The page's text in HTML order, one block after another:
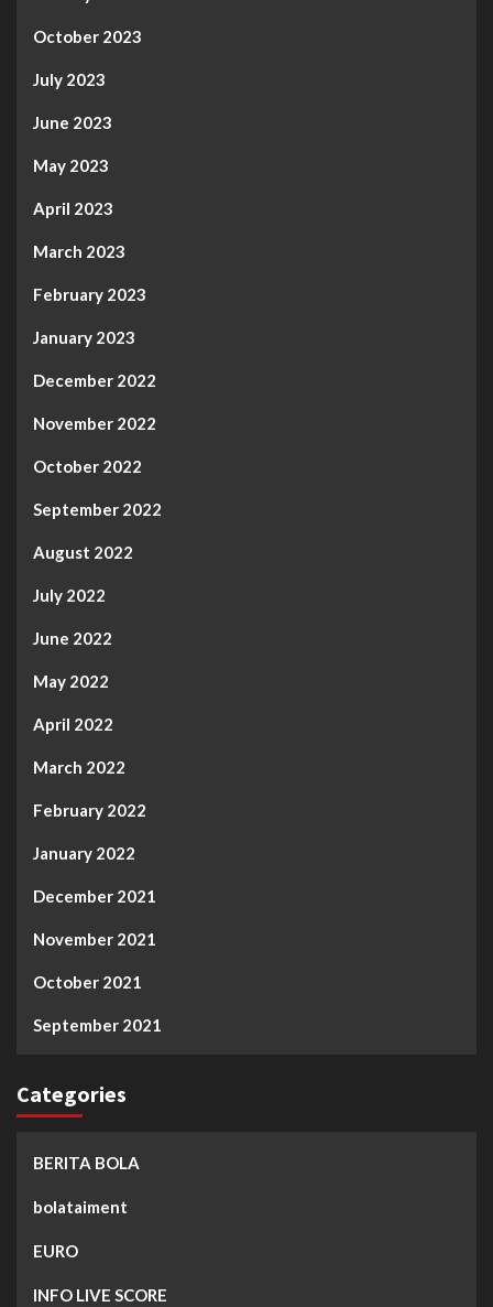
October 2023
July 2023
June 2023
May 2023
April 2023
March 2023
February 2023
January 2023
December 2022
November 2022
October 2022
September 2022
August 2022
July 2022
June 2022
May 2022
April 2022
March 2022
February 2022
January 2022
December 2021
November 2021
October 2021
September 2021
Categories
BERITA BOLA
bolataiment
EURO
INFO LIVE SCORE